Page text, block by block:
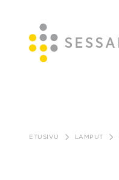
sisältöönETUSIVU LAMPUT